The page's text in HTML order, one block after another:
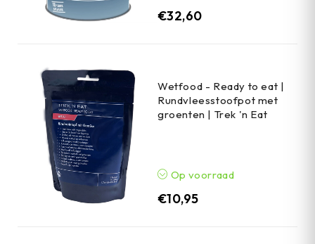
€32,60
Wetfood - Ready to eat |
Rundvleesstoofpot met
groenten | Trek 'n Eat
Op voorraad
€10,95